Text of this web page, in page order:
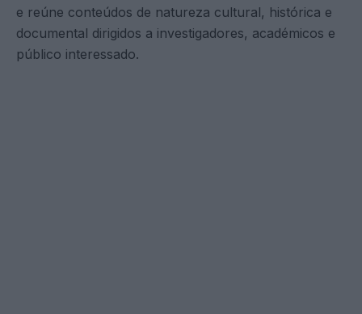
e reúne conteúdos de natureza cultural, histórica e
documental dirigidos a investigadores, académicos e
público interessado.